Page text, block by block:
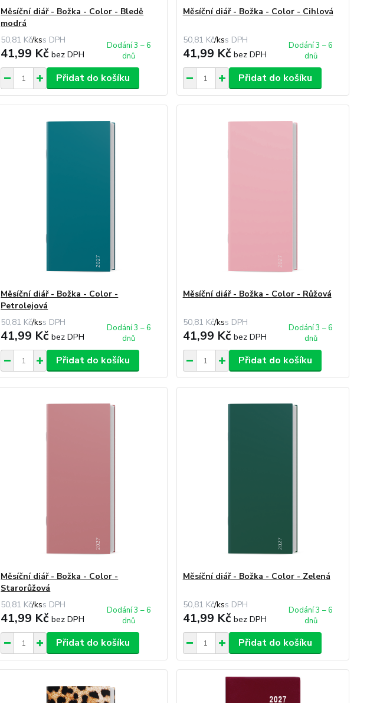
Měsíční diář - Božka - Color - Bledě
modrá
50,81 Kč/ks
41,99 Kčbez DPH
Dodání 3 – 6
dnů
Přidat do košíku
Měsíční diář - Božka - Color - Cihlová
50,81 Kč/ks
41,99 Kč bez DPH
Dodání 3 – 6
dnů
Přidat do košíku
Měsíční diář - Božka - Color -
Petrolejová
50,81 Kč/ks
41,99 Kčbez DPH
Dodání 3 – 6
dnů
Přidat do košíku
Měsíční diář - Božka - Color - Růžová
50,81 Kč/ks
41,99 Kč bez DPH
Dodání 3 – 6
dnů
Přidat do košíku
Měsíční diář - Božka - Color -
Starorůžová
50,81 Kč/ks
41,99 Kčbez DPH
Dodání 3 – 6
dnů
Přidat do košíku
Měsíční diář - Božka - Color - Zelená
50,81 Kč/ks
41,99 Kč bez DPH
Dodání 3 – 6
dnů
Přidat do košíku